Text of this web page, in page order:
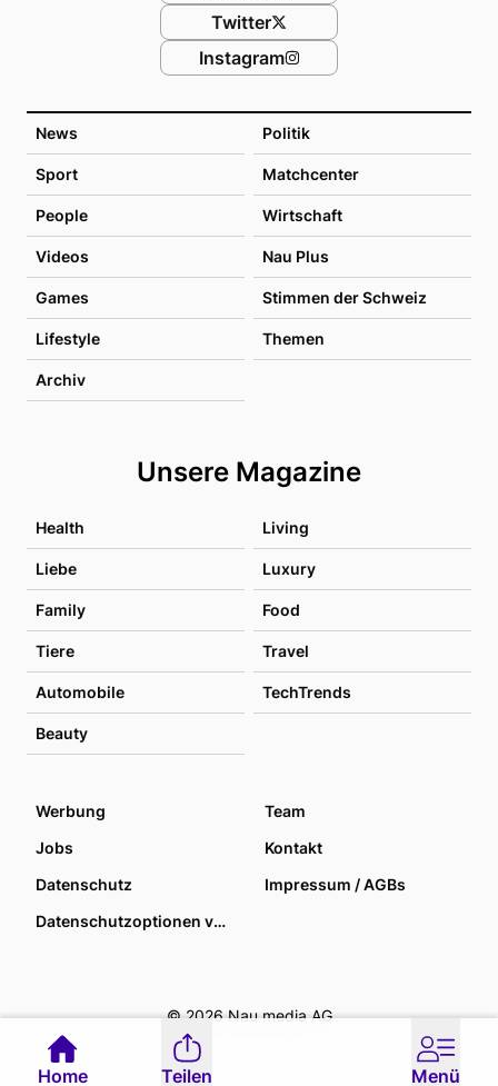
News Politik
Sport Matchcenter
People Wirtschaft
Videos Nau Plus
Games Stimmen der Schweiz
Lifestyle Themen
Archiv
Unsere Magazine
Health Living
Liebe Luxury
Family Food
Tiere Travel
Automobile TechTrends
Beauty
Twitter
Instagram
Werbung
Team
Jobs
Kontakt
Datenschutz
Impressum / AGBs
Datenschutzoptionen verwalten
© 2026 Nau media AG
Home Teilen Menü